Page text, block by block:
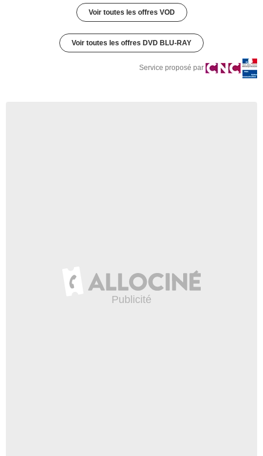
Voir toutes les offres VOD
Voir toutes les offres DVD BLU-RAY
Service proposé par